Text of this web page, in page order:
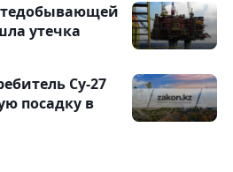
утечка
Су-27
посадку в